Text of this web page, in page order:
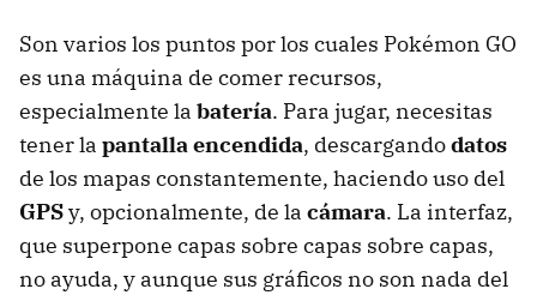
Son varios los puntos por los cuales Pokémon GO
es una máquina de comer recursos,
especialmente la batería. Para jugar, necesitas
tener la pantalla encendida, descargandodatos
de los mapas constantemente, haciendo uso del
GPSy, opcionalmente, de la cámara. La interfaz,
que superpone capas sobre capas sobre capas,
no ayuda, y aunque sus gráficos no son nada del